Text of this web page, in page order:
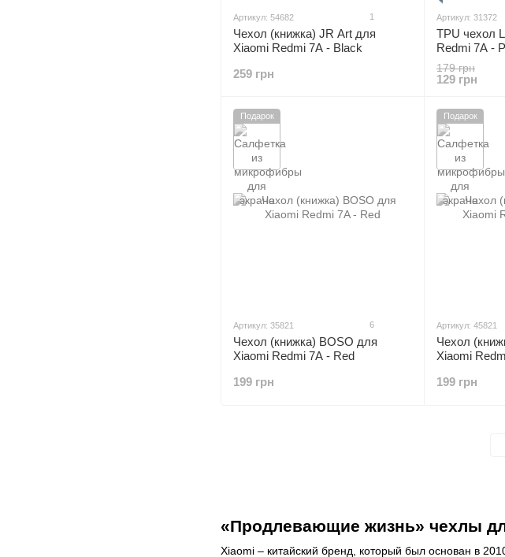
«Продлевающие жизнь» чехлы
Xiaomi – китайский бренд, который был основан в
Артикул: 54682 1
Чехол (книжка) JR Art для
Xiaomi Redmi 7A - Black
259 грн
Артикул: 31372
TPU чехол
Redmi 7A -
179 грн
129 грн
Подарок
Артикул: 35821 6
Чехол (книжка) BOSO для
Xiaomi Redmi 7A - Red
199 грн
Подарок
Артикул: 45821
Чехол
Xiaomi
199 грн